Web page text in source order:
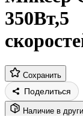
350Вт,5
Сохранить
Поделиться
Наличие в